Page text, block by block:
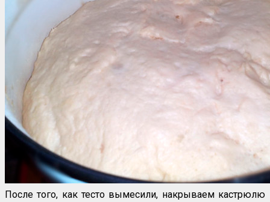
После того, как тесто вымесили, накрываем кастрюлю